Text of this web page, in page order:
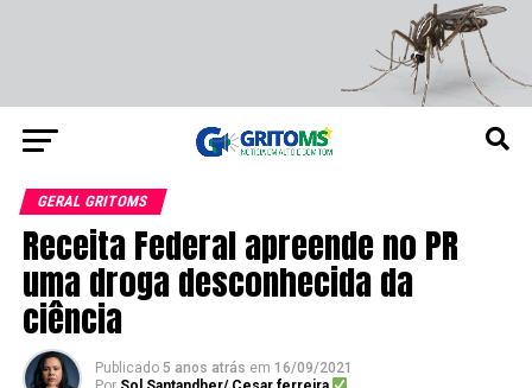
GERAL GRITOMS
Receita Federal apreende no PR
uma droga desconhecida da
ciência
Publicado 5 anos atrás em 16/09/2021